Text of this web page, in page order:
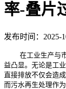
率-叠片
发布时间：2025-
在工业生产与
益凸显。无论是工
直接排放不仅会造
而污水再生处理作